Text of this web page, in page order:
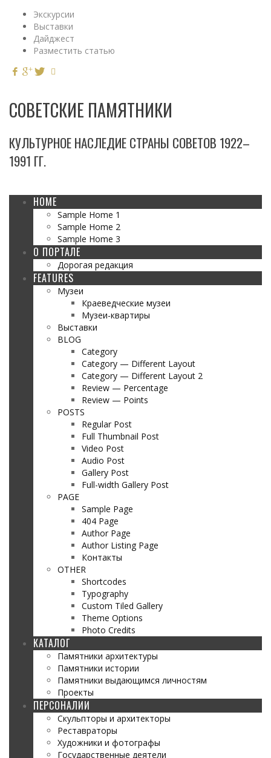
Экскурсии
Выставки
Дайджест
Разместить статью
СОВЕТСКИЕ ПАМЯТНИКИ
КУЛЬТУРНОЕ НАСЛЕДИЕ СТРАНЫ СОВЕТОВ 1922–
1991 ГГ.
HOME
Sample Home 1
Sample Home 2
Sample Home 3
О ПОРТАЛЕ
Дорогая редакция
FEATURES
Музеи
Краеведческие музеи
Музеи-квартиры
Выставки
BLOG
Category
Category — Different Layout
Category — Different Layout 2
Review — Percentage
Review — Points
POSTS
Regular Post
Full Thumbnail Post
Video Post
Audio Post
Gallery Post
Full-width Gallery Post
PAGE
Sample Page
404 Page
Author Page
Author Listing Page
Контакты
OTHER
Shortcodes
Typography
Custom Tiled Gallery
Theme Options
Photo Credits
КАТАЛОГ
Памятники архитектуры
Памятники истории
Памятники выдающимся личностям
Проекты
ПЕРСОНАЛИИ
Скульпторы и архитекторы
Реставраторы
Художники и фотографы
Государственные деятели